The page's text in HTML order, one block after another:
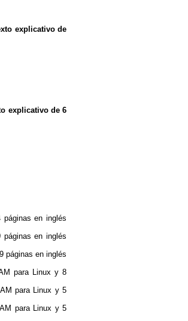
explicativo de
explicativo de 6
en inglés
en inglés
páginas en inglés
para Linux y 8
para Linux y 5
para Linux y 5